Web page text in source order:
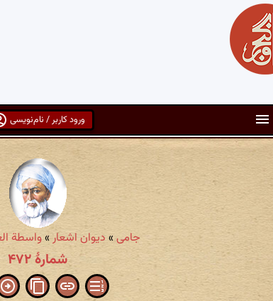
ورود کاربر / نام‌نویسی
جامی» دیوان اشعار»واسطة
شمارهٔ ۴۷۲